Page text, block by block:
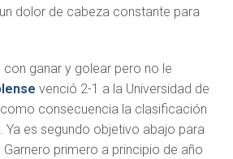
dolor de cabeza constante para
ganar y golear pero no le
venció 2-1 a la Universidad de
consecuencia la clasificación
Ya es segundo objetivo abajo para
Garnero primero a principio de año